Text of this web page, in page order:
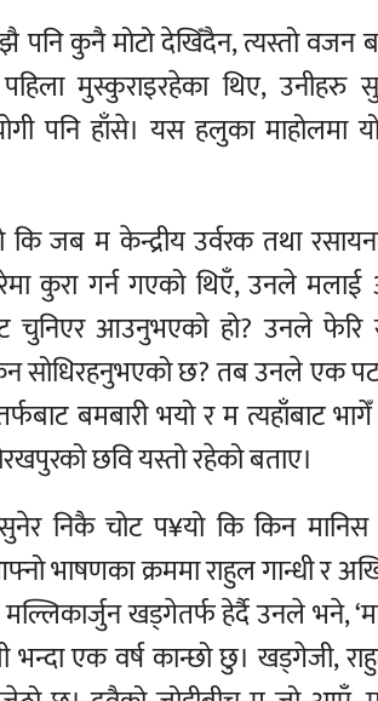
कुनै मोटो देखिँदैन, त्यस्तो वजन
मुस्कुराइरहेका थिए, उनीहरु
पनि हाँसे। यस हलुका माहोलमा
जब म केन्द्रीय उर्वरक तथा
कुरा गर्न गएको थिएँ, उनले
चुनिएर आउनुभएको हो? उनले फेरि
सोधिरहनुभएको छ? तब उनले एक
बमबारी भयो र म त्यहाँबाट
छवि यस्तो रहेको बताए।
निकै चोट प¥यो कि किन मानिस
भाषणका क्रममा राहुल गान्धी र
खड्गेतर्फ हेर्दै उनले भने,
एक वर्ष कान्छो छु। खड्गेजी,